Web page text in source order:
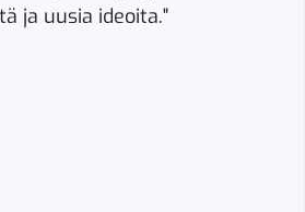
ja uusia ideoita."